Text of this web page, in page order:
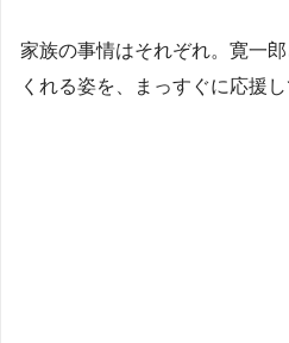
家族の事情はそれぞれ。寛一
くれる姿を、まっすぐに応援